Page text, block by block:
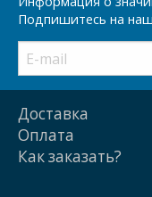
Подпишитесь на
Доставка
Оплата
Как заказать?